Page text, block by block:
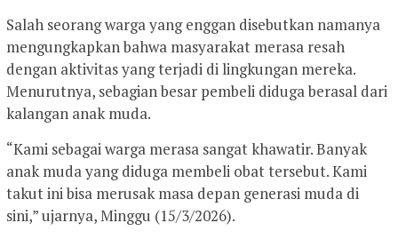
Salah seorang warga yang enggan disebutkan namanya
mengungkapkan bahwa masyarakat merasa resah
dengan aktivitas yang terjadi di lingkungan mereka.
Menurutnya, sebagian besar pembeli diduga berasal dari
kalangan anak muda.
“Kami sebagai warga merasa sangat khawatir. Banyak
anak muda yang diduga membeli obat tersebut. Kami
takut ini bisa merusak masa depan generasi muda di
sini,” ujarnya, Minggu (15/3/2026).